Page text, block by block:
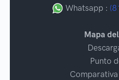
Whatsapp :
Mapa
Punto